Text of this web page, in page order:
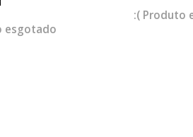
esgotado